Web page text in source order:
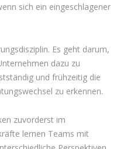
sich ein eingeschlagener
Es geht darum,
dazu zu
und frühzeitig die
zu erkennen.
zuvorderst im
lernen Teams mit